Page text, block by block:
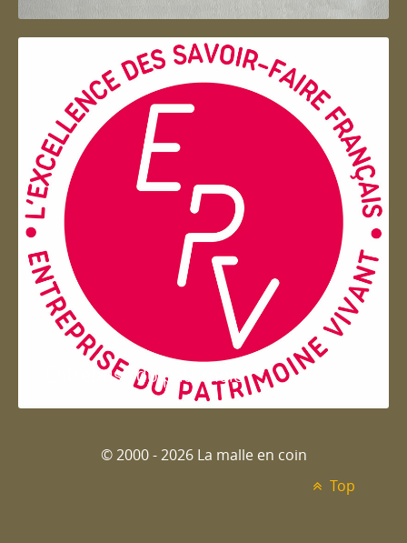
Entreprise du patrimoie
© 2000 - 2026 La malle en coin
Top